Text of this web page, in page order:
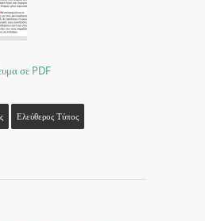
σε PDF
Ελεύθερος Τύπος